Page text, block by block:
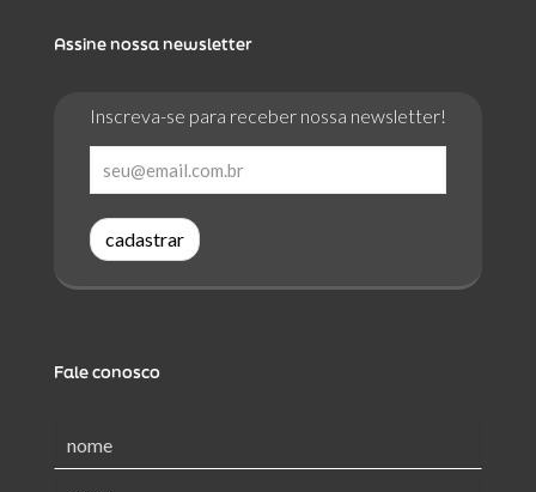
Assine nossa newsletter
Inscreva-se para receber nossa newsletter!
cadastrar
Fale conosco